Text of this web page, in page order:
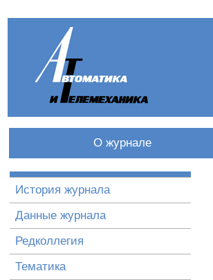
О журнале
История журнала
Данные журнала
Редколлегия
Тематика